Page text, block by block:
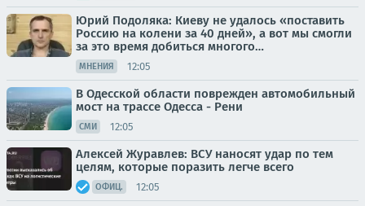
Юрий Подоляка: Киеву не удалось «поставить
Россию на колени за 40 дней», а вот мы смогли
за это время добиться многого…
МНЕНИЯ 12:05
В Одесской области поврежден автомобильный
мост на трассе Одесса - Рени
СМИ 12:05
Алексей Журавлев: ВСУ наносят удар по тем
целям, которые поразить легче всего
ОФИЦ. 12:05